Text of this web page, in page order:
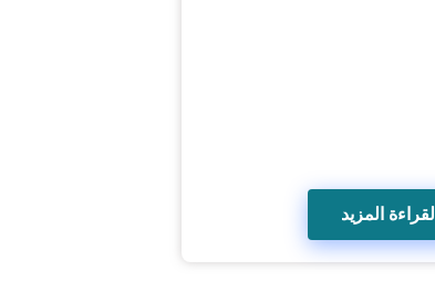
لقراءة المزيد